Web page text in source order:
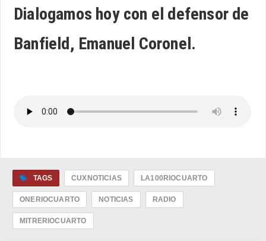
Dialogamos hoy con el defensor de
Banfield, Emanuel Coronel.
TAGS CUXNOTICIAS LA100RIOCUARTO
ONERIOCUARTO NOTICIAS RADIO
MITRERIOCUARTO